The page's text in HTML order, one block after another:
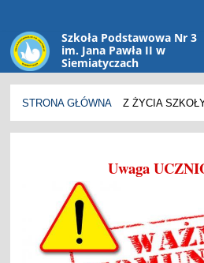
Szkoła Podstawowa Nr 3
im. Jana Pawła II w
Siemiatyczach
sp3@siemiatycze.eu
STRONA GŁÓWNA Z ŻYCIA
Uwaga